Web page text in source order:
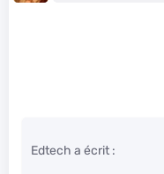
Edtech a écrit :